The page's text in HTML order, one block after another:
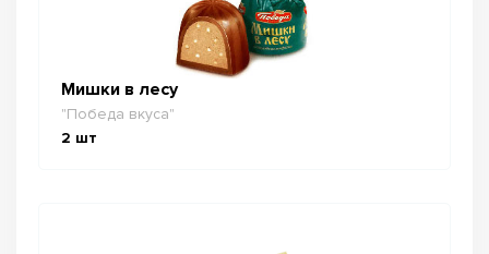
Мишки в лесу
"Победа вкуса"
2 шт